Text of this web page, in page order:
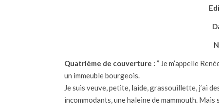
Quatrième de couverture : ” Je m’appelle
un immeuble bourgeois.
Je suis veuve, petite, laide, grassouillette, j’ai
incommodants, une haleine de mammouth.